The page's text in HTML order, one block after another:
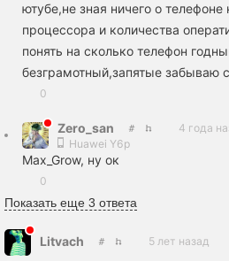
ютубе,не зная ничего о
процессора и количества
понять на сколько телефон
безграмотный,запятые забываю
0
Zero_san
4 года
Huawei Y6p
Max_Grow, ну ок
0
Показать еще 3 ответа
Litvach 5 лет назад